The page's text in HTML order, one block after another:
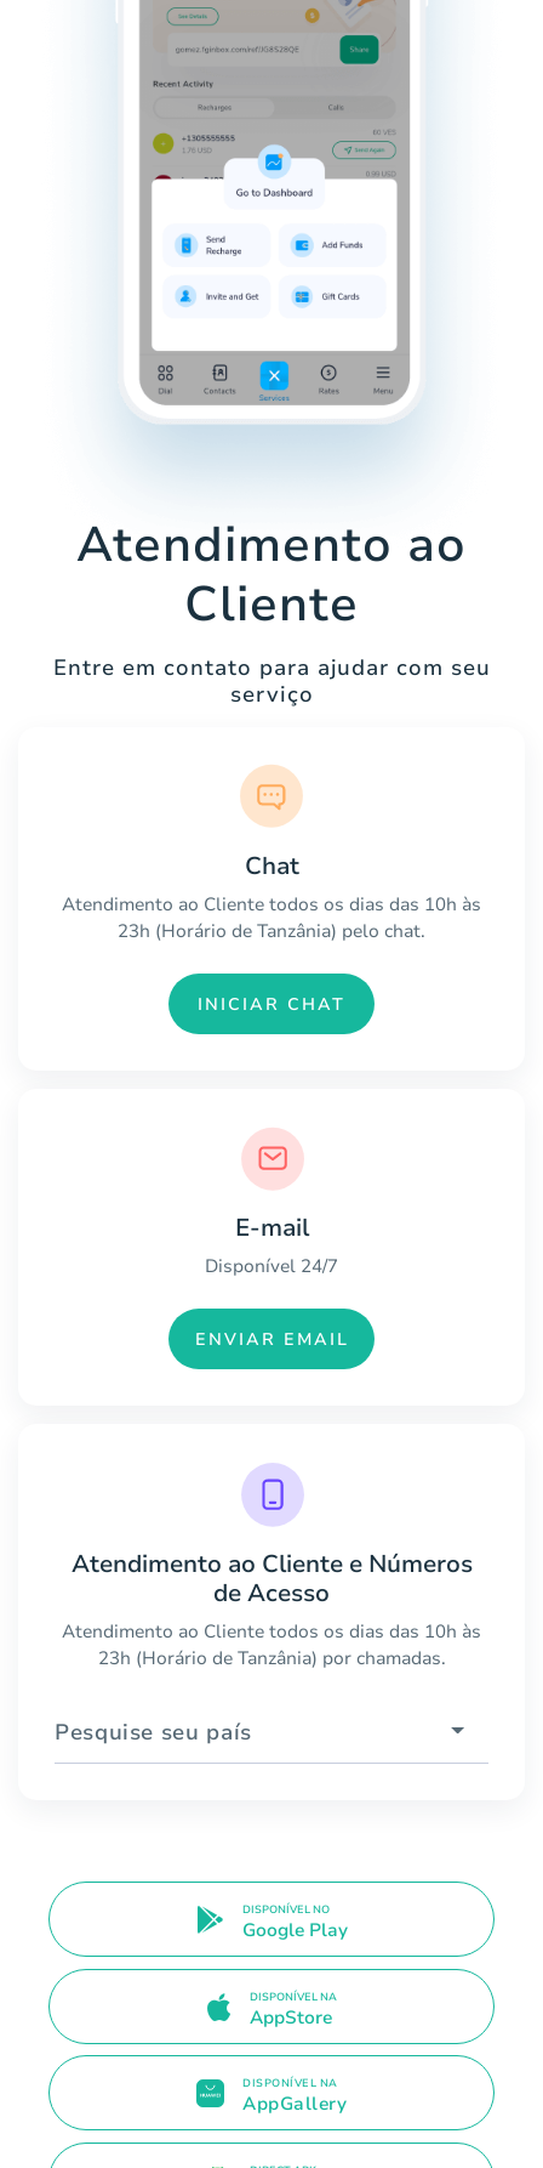
Atendimento ao
Cliente
Entre em contato para ajudar com seu
serviço
Chat
Atendimento ao Cliente todos os dias das 10h às
23h (Horário de Tanzânia) pelo chat.
INICIAR CHAT
E-mail
Disponível 24/7
ENVIAR EMAIL
Atendimento ao Cliente e Números
de Acesso
Atendimento ao Cliente todos os dias das 10h às
23h (Horário de Tanzânia) por chamadas.
Pesquise seu país
DISPONÍVEL NO
Google Play
DISPONÍVEL NA
AppStore
DISPONÍVEL NA
AppGallery